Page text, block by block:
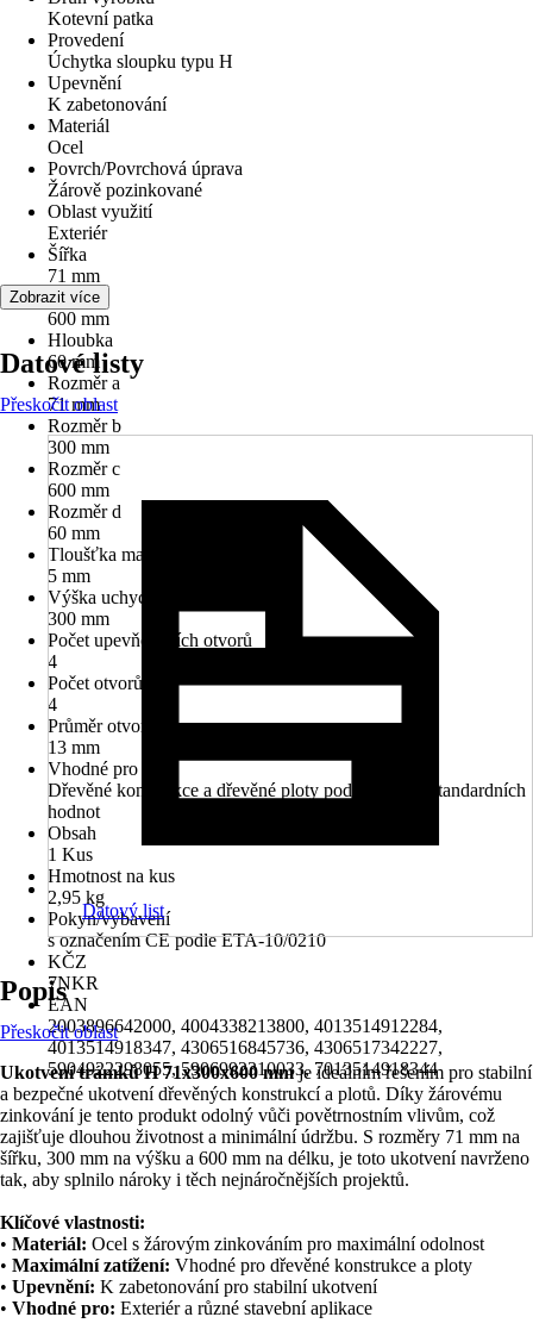
Kotevní patka
Provedení
Úchytka sloupku typu H
Upevnění
K zabetonování
Materiál
Ocel
Povrch/Povrchová úprava
Žárově pozinkované
Oblast využití
Exteriér
Šířka
71 mm
Délka
600 mm
Hloubka
60 mm
Rozměr a
71 mm
Rozměr b
300 mm
Rozměr c
600 mm
Rozměr d
60 mm
Tloušťka materiálu
5 mm
Výška uchycení
300 mm
Počet upevňovacích otvorů
4
Počet otvorů
4
Průměr otvoru
13 mm
Vhodné pro
Dřevěné konstrukce a dřevěné ploty podle tabulky standardních
hodnot
Obsah
1 Kus
Hmotnost na kus
2,95 kg
Pokyn/vybavení
s označením CE podle ETA-10/0210
KČZ
7NKR
EAN
2003896642000, 4004338213800, 4013514912284,
4013514918347, 4306516845736, 4306517342227,
5904922298055, 5906992310033, 7013514918344
Zobrazit více
Datové listy
Přeskočit oblast
Datový list
Popis
Přeskočit oblast
Ukotvení trámků H 71x300x600 mmje ideálním řešením pro stabilní
a bezpečné ukotvení dřevěných konstrukcí a plotů. Díky žárovému
zinkování je tento produkt odolný vůči povětrnostním vlivům, což
zajišťuje dlouhou životnost a minimální údržbu. S rozměry 71 mm na
šířku, 300 mm na výšku a 600 mm na délku, je toto ukotvení navrženo
tak, aby splnilo nároky i těch nejnáročnějších projektů.
Klíčové vlastnosti:
• Materiál: Ocel s žárovým zinkováním pro maximální odolnost
• Maximální zatížení: Vhodné pro dřevěné konstrukce a ploty
• Upevnění: K zabetonování pro stabilní ukotvení
• Vhodné pro: Exteriér a různé stavební aplikace